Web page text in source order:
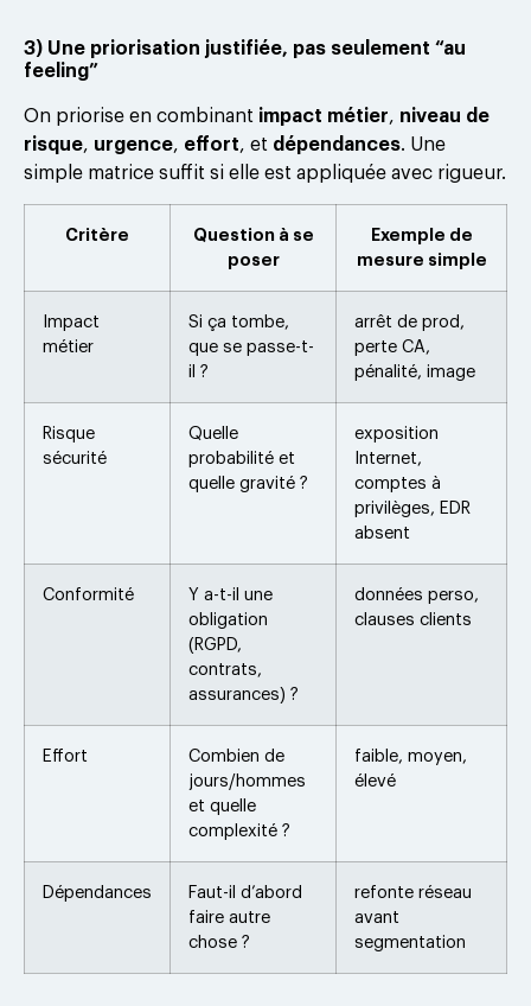
3) Une priorisation justifiée, pas seulement “au
feeling”
On priorise en combinant impact métier, niveau de
risque, urgence, effort, et dépendances. Une
simple matrice suffit si elle est appliquée avec rigueur.
Critère
Question à se
poser
Exemple de
mesure simple
Impact
métier
Si ça tombe,
que se passe-t-
il ?
arrêt de prod,
perte CA,
pénalité, image
Risque
sécurité
Quelle
probabilité et
quelle gravité ?
exposition
Internet,
comptes à
privilèges, EDR
absent
Conformité
Y a-t-il une
obligation
(RGPD,
contrats,
assurances) ?
données perso,
clauses clients
Effort
Combien de
jours/hommes
et quelle
complexité ?
faible, moyen,
élevé
Dépendances
Faut-il d’abord
faire autre
chose ?
refonte réseau
avant
segmentation